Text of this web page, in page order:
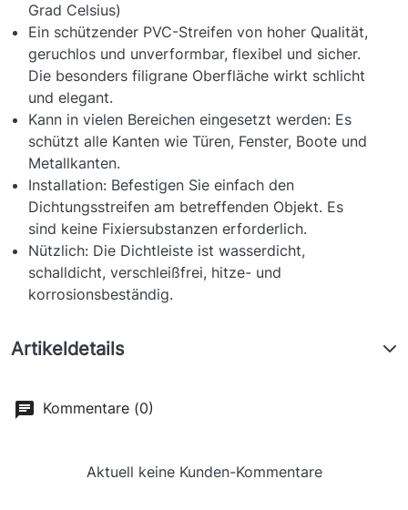
Grad Celsius)
Ein schützender PVC-Streifen von hoher Qualität,
geruchlos und unverformbar, flexibel und sicher.
Die besonders filigrane Oberfläche wirkt schlicht
und elegant.
Kann in vielen Bereichen eingesetzt werden: Es
schützt alle Kanten wie Türen, Fenster, Boote und
Metallkanten.
Installation: Befestigen Sie einfach den
Dichtungsstreifen am betreffenden Objekt. Es
sind keine Fixiersubstanzen erforderlich.
Nützlich: Die Dichtleiste ist wasserdicht,
schalldicht, verschleißfrei, hitze- und
korrosionsbeständig.
Artikeldetails
Kommentare (0)
Aktuell keine Kunden-Kommentare